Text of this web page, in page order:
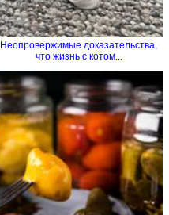
Неопровержимые доказательства,
что жизнь с котом...